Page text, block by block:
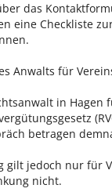
das
eine Checkliste
Anwalts für
in Hagen
betragen
gilt jedoch nur für
nicht.